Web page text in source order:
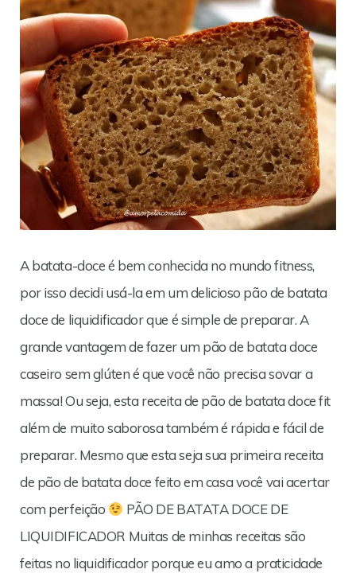
A batata-doce é bem conhecida no mundo fitness,
por isso decidi usá-la em um delicioso pão de batata
doce de liquidificador que é simple de preparar. A
grande vantagem de fazer um pão de batata doce
caseiro sem glúten é que você não precisa sovar a
massa! Ou seja, esta receita de pão de batata doce fit
além de muito saborosa também é rápida e fácil de
preparar. Mesmo que esta seja sua primeira receita
de pão de batata doce feito em casa você vai acertar
com perfeição
PÃO DE BATATA DOCE DE
LIQUIDIFICADOR Muitas de minhas receitas são
feitas no liquidificador porque eu amo a praticidade